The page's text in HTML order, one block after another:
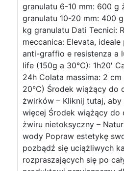
granulatu 6-10 mm: 600 g
granulatu 10-20 mm: 400
kg granulatu Dati Tecnici:
meccanica: Elevata,
anti-graffio e resistenza a
life (150g a 30°C): 1h20′
24h Colata massima: 2
20°C) Środek wiążący do
żwirków – Kliknij tutaj,
więcej Środek wiążący do
żwiru nietoksyczny –
wody Popraw estetykę
pozbądź się uciążliwych
rozpraszających się po